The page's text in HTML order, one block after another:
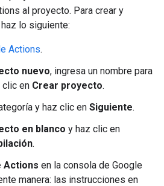
al proyecto. Para crear y
lo siguiente:
Actions.
nuevo, ingresa un nombre para
clic en Crear proyecto.
y haz clic en Siguiente.
en blanco y haz clic en
.
Actions en la consola de Google
manera: las instrucciones en